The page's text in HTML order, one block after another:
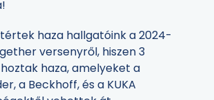
haza hallgatóink a 2024-
versenyről, hiszen 3
haza, amelyeket a
a Beckhoff, és a KUKA